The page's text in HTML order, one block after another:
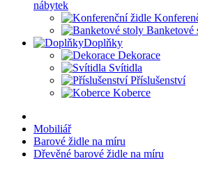
nábytek
Banketové
Doplňky
Dekorace
Svítidla
Příslušenství
Koberce
Mobiliář
Barové židle na míru
Dřevěné barové židle na míru